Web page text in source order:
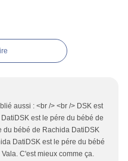
aussi : <br /> <br /> DSK est
est le pére du bébé de
du bébé de Rachida DatiDSK
DatiDSK est le pére du bébé
C'est mieux comme ça.